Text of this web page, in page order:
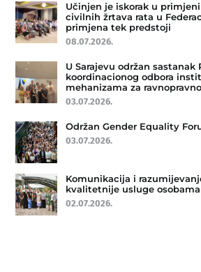
Učinjen je iskorak u
civilnih žrtava rata u
primjena tek predstoji
08.07.2026.
U Sarajevu održan sastanak
koordinacionog odbora
mehanizama za
03.07.2026.
Održan Gender Equality
03.07.2026.
Komunikacija i
kvalitetnije usluge
02.07.2026.